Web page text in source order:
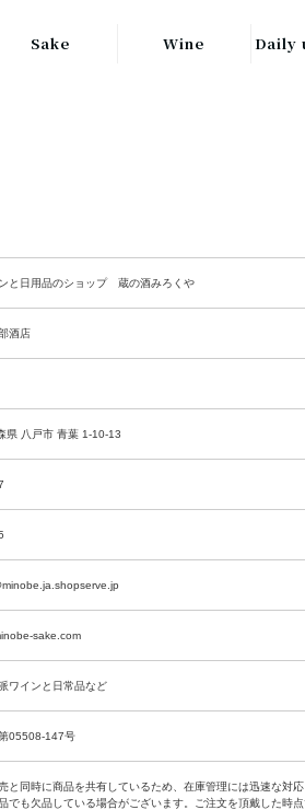
Sake
国・四国地方
Wine Daily
ヘ
と日用品のショップ 蔵の酒みろくや
酒店
県 八戸市 青葉 1-10-13
sake.com
ワインと日常品など
05508-147号
と同時に商品を共有しているため、在庫管理には迅速な対
でも欠品している場合がございます。ご注文を頂戴した時